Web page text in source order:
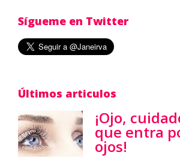
Sígueme en Twitter
Últimos articulos
¡Ojo,
que entra
ojos!